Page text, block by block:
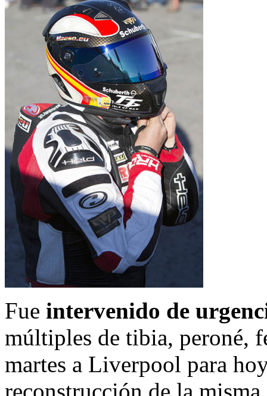
Fue intervenido de
múltiples de tibia, peroné,
martes a Liverpool para
reconstrucción de la